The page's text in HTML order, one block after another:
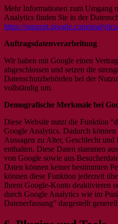
Mehr Informationen zum Umgang
Analytics finden Sie in der
https://support.google.com/
Auftragsdatenverarbeitung
Wir haben mit Google einen
abgeschlossen und setzen die
Datenschutzbehörden bei der
vollständig um.
Demografische Merkmale bei
Diese Website nutzt die Funktion
Google Analytics. Dadurch
Aussagen zu Alter, Geschlecht und
enthalten. Diese Daten stammen
von Google sowie aus
Daten können keiner bestimmten
können diese Funktion jederzeit
Ihrem Google-Konto deaktivieren
durch Google Analytics wie im
Datenerfassung” dargestellt